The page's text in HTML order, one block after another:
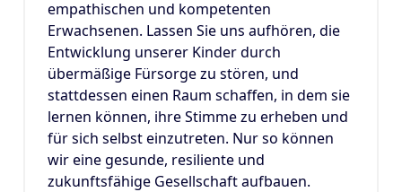
empathischen und kompetenten
Erwachsenen. Lassen Sie uns aufhören, die
Entwicklung unserer Kinder durch
übermäßige Fürsorge zu stören, und
stattdessen einen Raum schaffen, in dem sie
lernen können, ihre Stimme zu erheben und
für sich selbst einzutreten. Nur so können
wir eine gesunde, resiliente und
zukunftsfähige Gesellschaft aufbauen.